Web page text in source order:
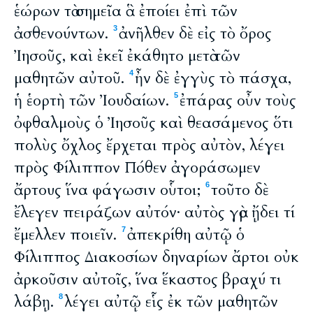
ἑώρων τὰ σημεῖα ἃ ἐποίει ἐπὶ τῶν
ἀσθενούντων.
3ἀνῆλθεν δὲ εἰς τὸ ὄρος
Ἰησοῦς, καὶ ἐκεῖ ἐκάθητο μετὰ τῶν
μαθητῶν αὐτοῦ.
4ἦν δὲ ἐγγὺς τὸ πάσχα,
ἡ ἑορτὴ τῶν Ἰουδαίων.
5 ἐπάρας οὖν τοὺς
ὀφθαλμοὺς ὁ Ἰησοῦς καὶ θεασάμενος ὅτι
πολὺς ὄχλος ἔρχεται πρὸς αὐτὸν, λέγει
πρὸς Φίλιππον Πόθεν ἀγοράσωμεν
ἄρτους ἵνα φάγωσιν οὗτοι;
6τοῦτο δὲ
ἔλεγεν πειράζων αὐτόν· αὐτὸς γὰρ ᾔδει τί
ἔμελλεν ποιεῖν.
7ἀπεκρίθη αὐτῷ ὁ
Φίλιππος Διακοσίων δηναρίων ἄρτοι οὐκ
ἀρκοῦσιν αὐτοῖς, ἵνα ἕκαστος βραχύ τι
λάβῃ.
8λέγει αὐτῷ εἷς ἐκ τῶν μαθητῶν